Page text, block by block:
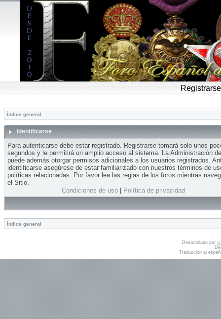
Registrarse
Índice general
Identificarse
Para autenticarse debe estar registrado. Registrarse tomará solo unos
segundos y le permitirá un amplio acceso al sistema. La Administración
puede además otorgar permisos adicionales a los usuarios registrados.
identificarse asegúrese de estar familiarizado con nuestros términos de
políticas relacionadas. Por favor lea las reglas de los foros mientras
el Sitio.
Condiciones de uso| Política de privacidad
Índice general
Desarrollado por
Traducción al